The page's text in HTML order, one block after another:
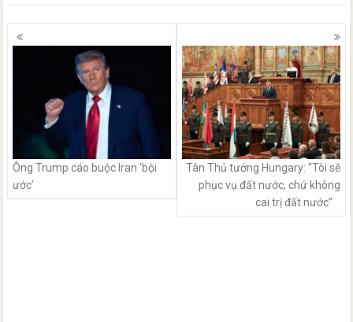
Posts
navigation
Ông Trump cáo buộc Iran ‘bội
ước’
Tân Thủ tướng Hungary: “Tôi sẽ
phục vụ đất nước, chứ không
cai trị đất nước”